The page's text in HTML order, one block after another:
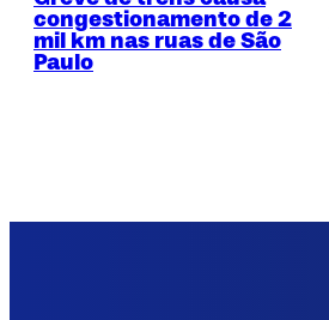
congestionamento de 2
mil km nas ruas de São
Paulo